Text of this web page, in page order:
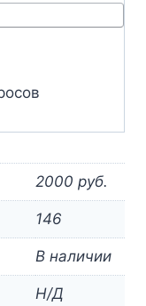
2000 руб.
146
В наличии
Н/Д